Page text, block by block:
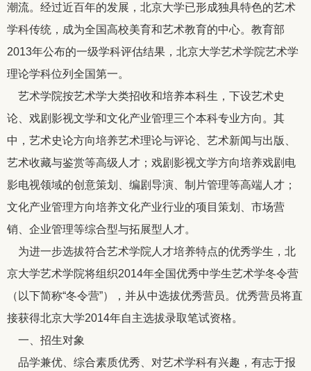
潮流。经过近百年的发展，北京大学已形成独具特色的艺术
学科传统，成为全国高校美育和艺术教育的中心。教育部
2013年公布的一级学科评估结果，北京大学艺术学院艺术学
理论学科位列全国第一。
艺术学院按艺术学大类招收和培养本科生，下设艺术史
论、戏剧影视文学和文化产业管理三个本科专业方向。其
中，艺术史论方向培养艺术理论与评论、艺术新闻与出版、
艺术收藏与鉴赏等高级人才；戏剧影视文学方向培养戏剧电
影电视领域的创意策划、编剧导演、制片管理等高端人才；
文化产业管理方向培养文化产业行业的项目策划、市场营
销、企业管理等综合型与拓展型人才。
为进一步选拔符合艺术学院人才培养特点的优秀学生，北
京大学艺术学院将组织2014年全国优秀中学生艺术学冬令营
（以下简称“冬令营”），并从中选拔优秀营员。优秀营员将直
接获得北京大学2014年自主选拔录取笔试资格。
一、招生对象
品学兼优、综合素质优秀、对艺术学科有兴趣，有志于报